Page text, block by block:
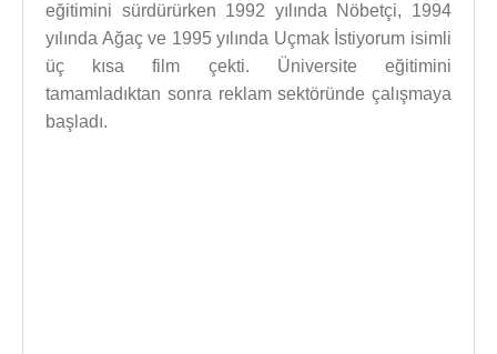
eğitimini sürdürürken 1992 yılında Nöbetçi, 1994
yılında Ağaç ve 1995 yılında Uçmak İstiyorum isimli
üç kısa film çekti. Üniversite eğitimini
tamamladıktan sonra reklam sektöründe çalışmaya
başladı.